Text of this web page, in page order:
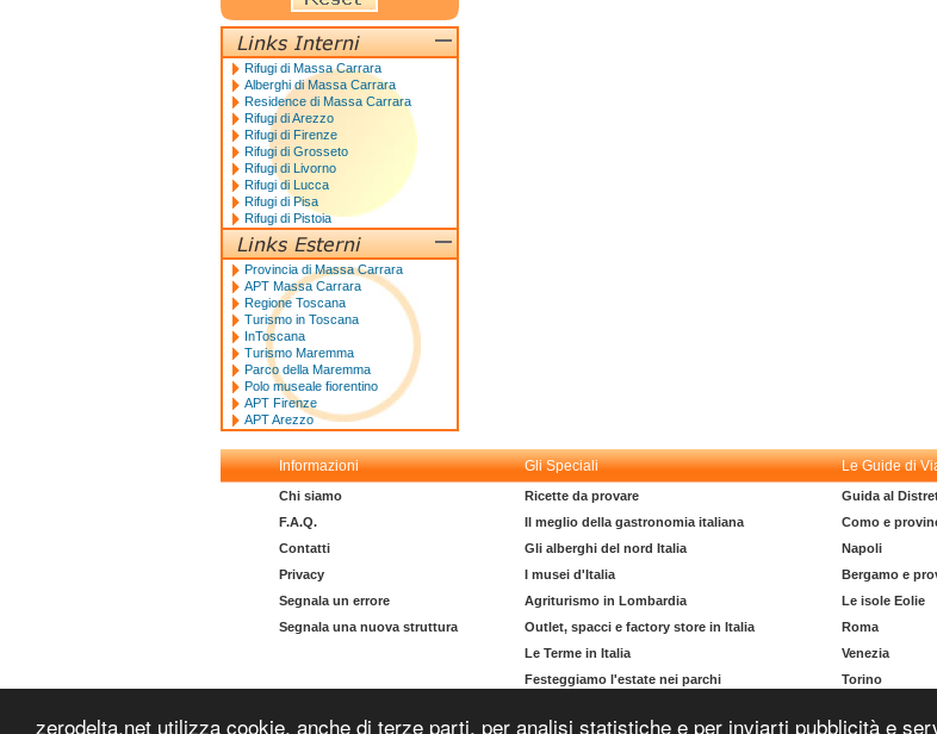
zerodelta.net utilizza cookie, anche di terze parti, per analisi statistiche e per inviarti pubblicità e
Rifugi di Massa Carrara
Alberghi di Massa Carrara
Residence di Massa Carrara
Rifugi di Arezzo
Rifugi di Firenze
Rifugi di Grosseto
Rifugi di Livorno
Rifugi di Lucca
Rifugi di Pisa
Rifugi di Pistoia
Provincia di Massa Carrara
APT Massa Carrara
Regione Toscana
Turismo in Toscana
InToscana
Turismo Maremma
Parco della Maremma
Polo museale fiorentino
APT Firenze
APT Arezzo
Informazioni Gli Speciali Le Guide di
Chi siamo
F.A.Q.
Contatti
Privacy
Segnala un errore
Segnala una nuova struttura
Ricette da provare
Il meglio della gastronomia italiana
Gli alberghi del nord Italia
I musei d'Italia
Agriturismo in Lombardia
Outlet, spacci e factory store in Italia
Le Terme in Italia
Festeggiamo l'estate nei parchi
Guida al
Como e
Napoli
Bergamo e
Le isole Eolie
Roma
Venezia
Torino